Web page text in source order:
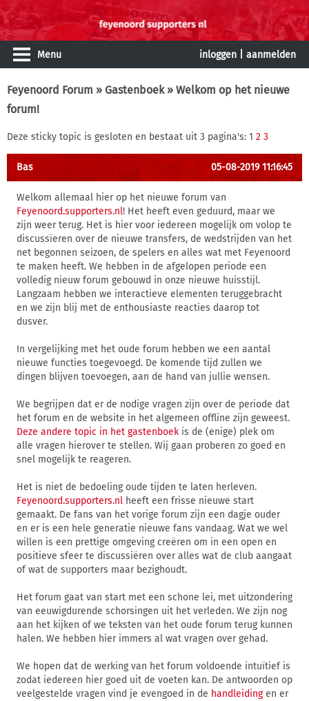
Menu inloggen aanmelden
Feyenoord Forum » Gastenboek» Welkom op het nieuwe
forum!
Deze sticky topic is gesloten en bestaat uit 3 pagina's: 1 2 3
Bas 05-08-2019 11:16:45
Welkom allemaal hier op het nieuwe forum van
Feyenoord.supporters.nl! Het heeft even geduurd, maar we
zijn weer terug. Het is hier voor iedereen mogelijk om volop te
discussïeren over de nieuwe transfers, de wedstrijden van het
net begonnen seizoen, de spelers en alles wat met Feyenoord
te maken heeft. We hebben in de afgelopen periode een
volledig nieuw forum gebouwd in onze nieuwe huisstijl.
Langzaam hebben we interactieve elementen teruggebracht
en we zijn blij met de enthousiaste reacties daarop tot
dusver.
In vergelijking met het oude forum hebben we een aantal
nieuwe functies toegevoegd. De komende tijd zullen we
dingen blijven toevoegen, aan de hand van jullie wensen.
We begrijpen dat er de nodige vragen zijn over de periode dat
het forum en de website in het algemeen offline zijn geweest.
Deze andere topic in het gastenboek is de (enige) plek om
alle vragen hierover te stellen. Wij gaan proberen zo goed en
snel mogelijk te reageren.
Het is niet de bedoeling oude tijden te laten herleven.
Feyenoord.supporters.nl heeft een frisse nieuwe start
gemaakt. De fans van het vorige forum zijn een dagje ouder
en er is een hele generatie nieuwe fans vandaag. Wat we wel
willen is een prettige omgeving creëren om in een open en
positieve sfeer te discussiëren over alles wat de club aangaat
of wat de supporters maar bezighoudt.
Het forum gaat van start met een schone lei, met uitzondering
van eeuwigdurende schorsingen uit het verleden. We zijn nog
aan het kijken of we teksten van het oude forum terug kunnen
halen. We hebben hier immers al wat vragen over gehad.
We hopen dat de werking van het forum voldoende intuïtief is
zodat iedereen hier goed uit de voeten kan. De antwoorden op
veelgestelde vragen vind je evengoed in de handleidingen er